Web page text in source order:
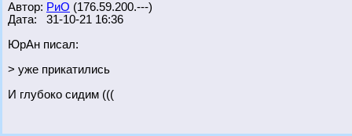
Автор: РиО (176.59.200.---)
Дата: 31-10-21 16:36
ЮрАн писал:
> уже прикатились
И глубоко сидим (((